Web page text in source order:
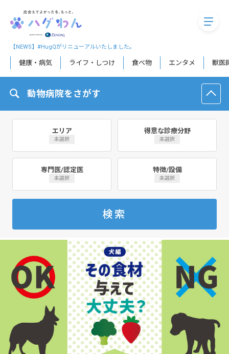
【NEWS】#HugQがリニューアルいたしました。
健康・病気 ライフ・しつけ 食べ物 エンタメ 獣医
動物病院をさがす
エリア
未選択
得意な診療分野
未選択
専門医/認定医
未選択
特徴/設備
未選択
検索